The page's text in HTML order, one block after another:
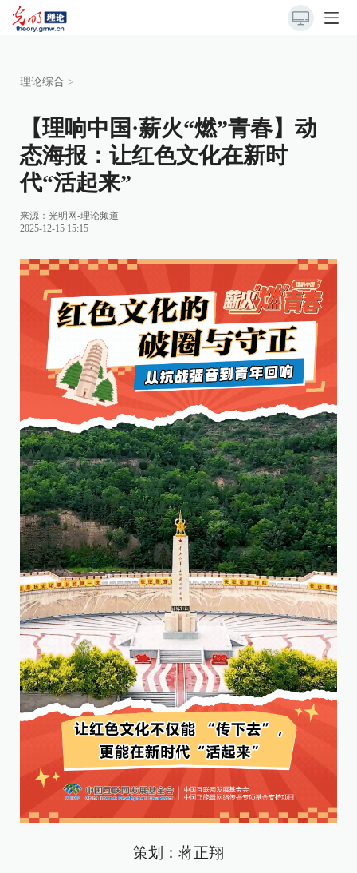
理论综合 >
【理响中国·薪火“燃”青春】动
态海报：让红色文化在新时
代“活起来”
来源： 光明网-理论频道
2025-12-15 15:15
策划：蒋正翔